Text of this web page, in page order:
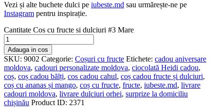
Vezi și alte buchete dulci pe iubeste.md sau urmărește-ne pe
Instagram pentru inspirație.
Cantitate Cos cu fructe si dulciuri #3 Mare
Adauga in cos
SKU: 9002 Categorie: Coșuri cu fructe Etichete: cadou aniversare
moldova, cadouri personalizate moldova, ciocolată Heidi cadou,
coș, coș cadou bălți, cos cadou cahul, coș cadou fructe și dulciuri,
coș cu ananas și mango, coș cu fructe, fructe, iubeste.md, livrare
cadouri moldova, livrare dulciuri orhei, surprize la domiciliu
chișinău Product ID: 2371